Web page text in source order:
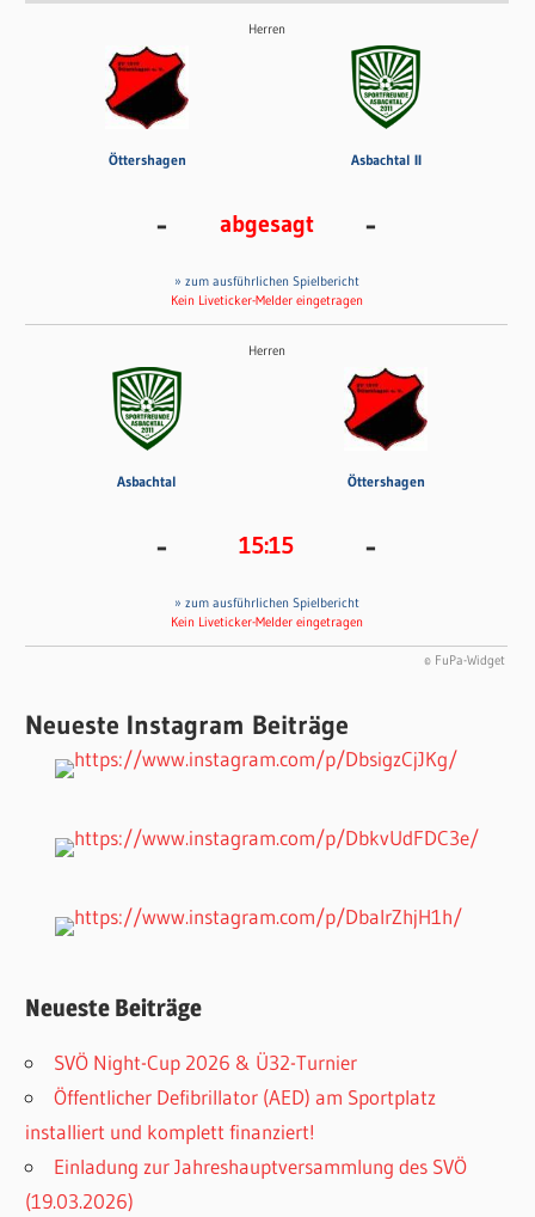
Herren
Öttershagen Asbachtal II
- abgesagt -
» zum ausführlichen Spielbericht
Kein Liveticker-Melder eingetragen
Herren
Asbachtal Öttershagen
- 15:15 -
» zum ausführlichen Spielbericht
Kein Liveticker-Melder eingetragen
© FuPa-Widget
Neueste Instagram Beiträge
Neueste Beiträge
SVÖ Night-Cup 2026 & Ü32-Turnier
Öffentlicher Defibrillator (AED) am Sportplatz
installiert und komplett finanziert!
Einladung zur Jahreshauptversammlung des SVÖ
(19.03.2026)